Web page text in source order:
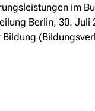
im
Berlin, 30.
Bildung